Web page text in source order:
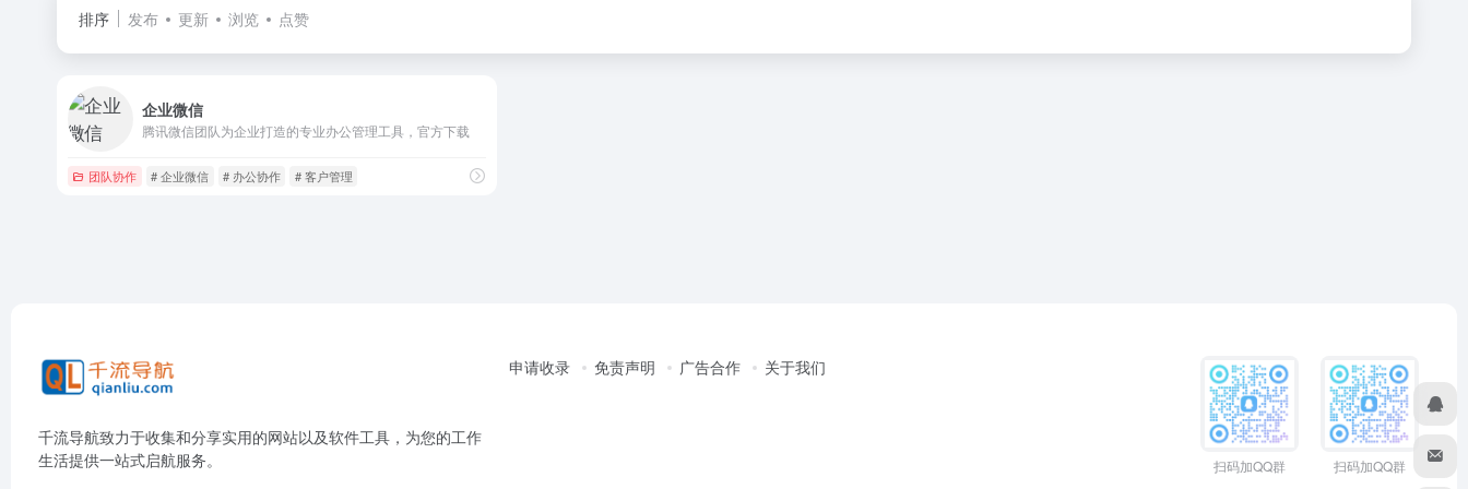
排序 发布 更新 浏览 点赞
企业微信
腾讯微信团队为企业打造的专业办公管理工具，官方下载
团队协作 # 企业微信 # 办公协作 # 客户管理
千流导航致力于收集和分享实用的网站以及软件工具，为您的工作
生活提供一站式启航服务。
申请收录 免责声明 广告合作 关于我们
扫码加QQ群 扫码加QQ群